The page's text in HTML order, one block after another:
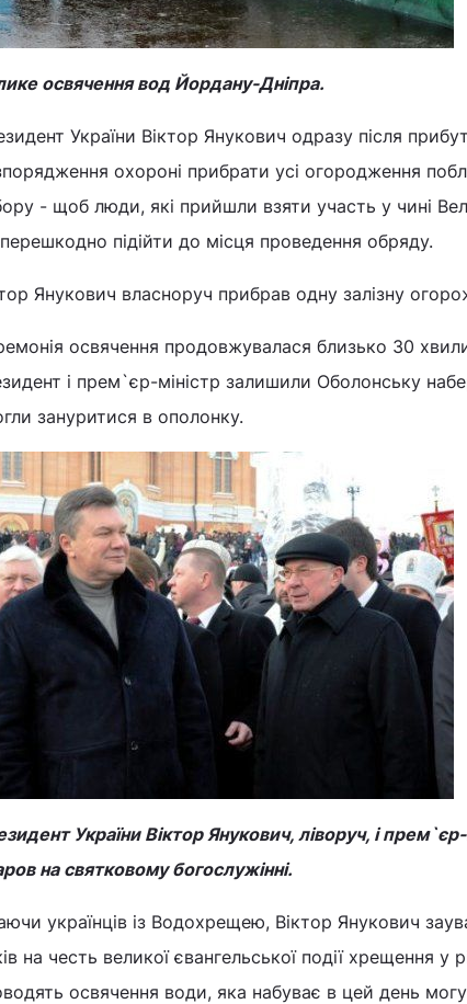
освячення вод Йордану-Дніпра.
України Віктор Янукович одразу після
охороні прибрати усі огородження
- щоб люди, які прийшли взяти участь у чині
підійти до місця проведення обряду.
Янукович власноруч прибрав одну залізну
освячення продовжувалася близько 30
і прем`єр-міністр залишили Оболонську
зануритися в ополонку.
України Віктор Янукович, ліворуч, і
на святковому богослужінні.
українців із Водохрещею, Віктор Янукович
на честь великої євангельської події хрещення у
освячення води, яка набуває в цей день